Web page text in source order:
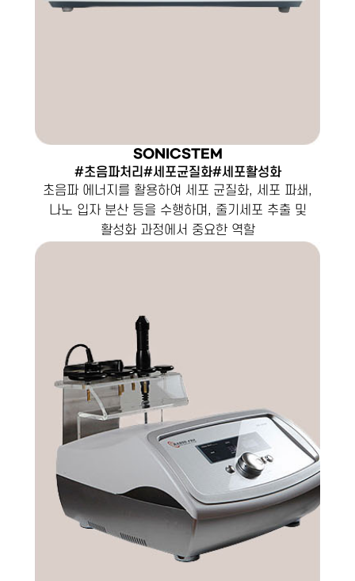
SONICSTEM
#초음파처리#세포균질화#세포활성화
초음파 에너지를 활용하여 세포 균질화, 세포 파쇄,
나노 입자 분산 등을 수행하며, 줄기세포 추출 및
활성화 과정에서 중요한 역할